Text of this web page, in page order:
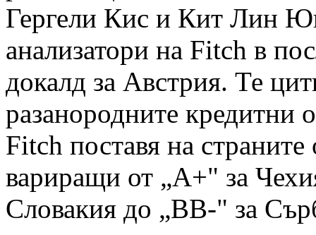
Гергели Кис и Кит Лин
анализатори на Fitch в
докалд за Австрия. Те
разанородните кредитни
Fitch поставя на страните
вариращи от „А+" за
Словакия до „BB-" за